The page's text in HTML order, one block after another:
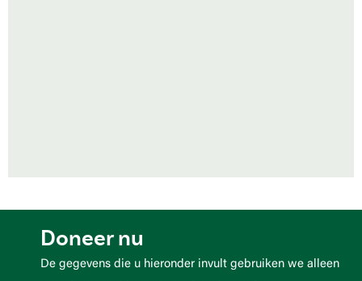
Doneer nu
De gegevens die u hieronder invult gebruiken we alleen